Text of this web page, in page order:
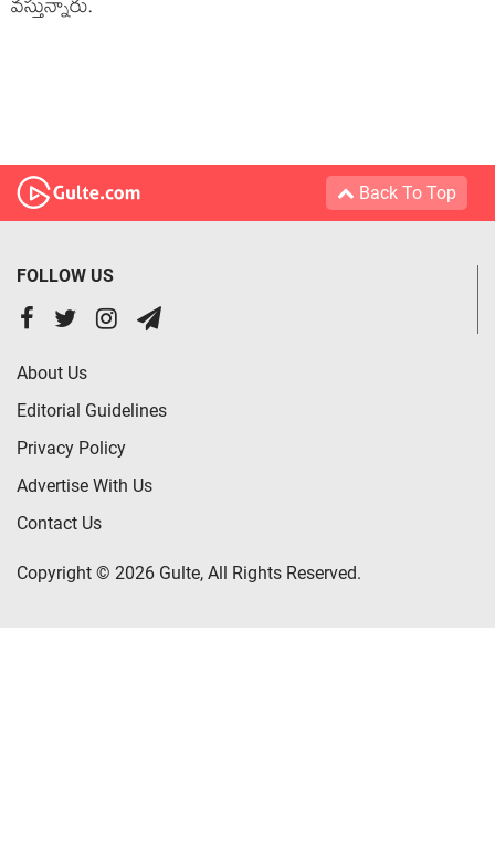
వస్తున్నారు.
Back To Top
FOLLOW US
About Us
Editorial Guidelines
Privacy Policy
Advertise With Us
Contact Us
Copyright © 2026 Gulte, All Rights Reserved.